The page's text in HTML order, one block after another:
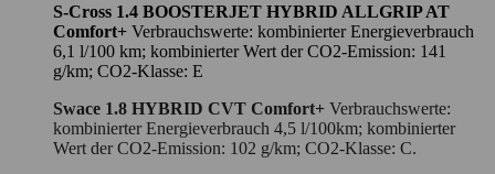
S-Cross 1.4 BOOSTERJET HYBRID ALLGRIP AT
Comfort+ Verbrauchswerte: kombinierter Energieverbrauch
6,1 l/100 km; kombinierter Wert der CO2-Emission: 141
g/km; CO2-Klasse: E
Swace 1.8 HYBRID CVT Comfort+ Verbrauchswerte:
kombinierter Energieverbrauch 4,5 l/100km; kombinierter
Wert der CO2-Emission: 102 g/km; CO2-Klasse: C.